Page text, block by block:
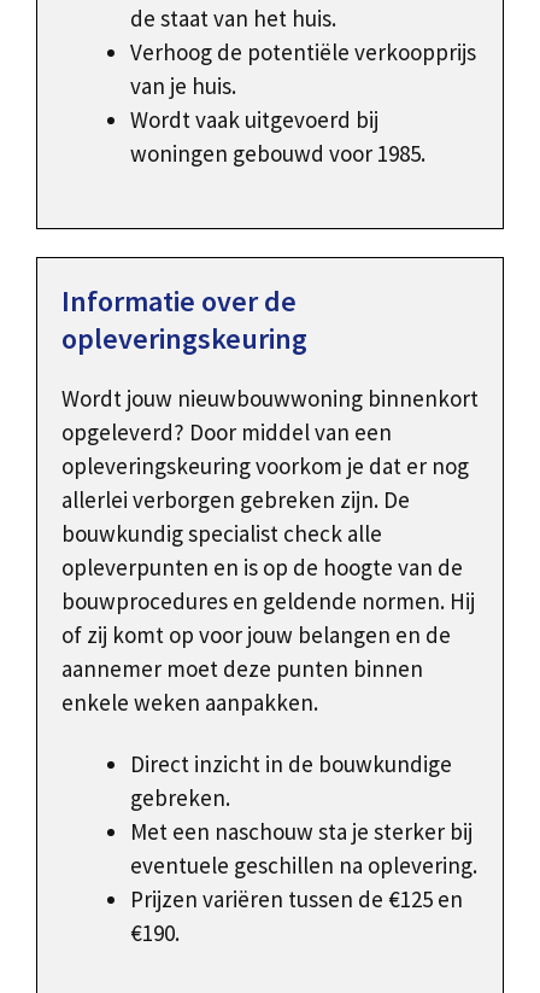
de staat van het huis.
Verhoog de potentiële verkoopprijs
van je huis.
Wordt vaak uitgevoerd bij
woningen gebouwd voor 1985.
Informatie over de
opleveringskeuring
Wordt jouw nieuwbouwwoning binnenkort
opgeleverd? Door middel van een
opleveringskeuring voorkom je dat er nog
allerlei verborgen gebreken zijn. De
bouwkundig specialist check alle
opleverpunten en is op de hoogte van de
bouwprocedures en geldende normen. Hij
of zij komt op voor jouw belangen en de
aannemer moet deze punten binnen
enkele weken aanpakken.
Direct inzicht in de bouwkundige
gebreken.
Met een naschouw sta je sterker bij
eventuele geschillen na oplevering.
Prijzen variëren tussen de €125 en
€190.